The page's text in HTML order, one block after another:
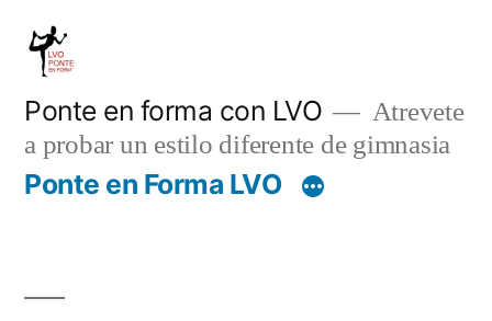
Saltar
contenido
Ponte en forma con LVO
Atrevete
a probar un estilo diferente de gimnasia
Ponte en Forma LVO